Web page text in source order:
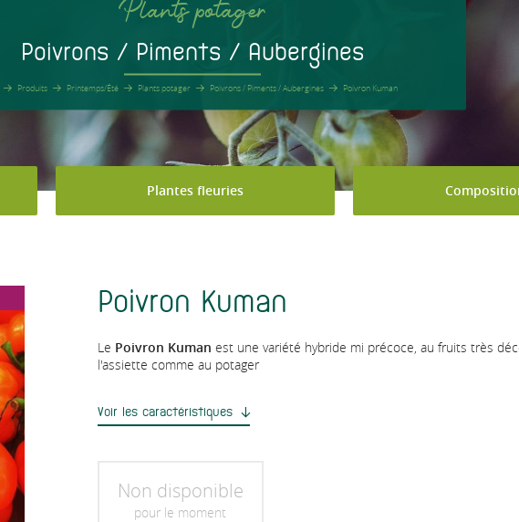
Plants potager
Poivrons / Piments / Aubergines
Produits Printemps/Été Plants potager Poivrons / Piments / Aubergines Poivron Kuman
Plantes fleuries
Poivron Kuman
Le Poivron Kuman est une variété hybride mi précoce, au fruits très
l'assiette comme au potager
Voir les caractéristiques
Non disponible
pour le moment